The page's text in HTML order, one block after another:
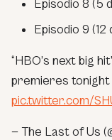
Episodio 8 (5
Episodio 9
“HBO’s next big
premieres tonight
pic.twitter.com/
— The Last of Us